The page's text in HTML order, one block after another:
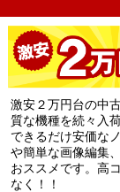
激安２万円台の中
質な機種を続々入荷
できるだけ安価な
や簡単な画像編集
おススメです。高
なく！！